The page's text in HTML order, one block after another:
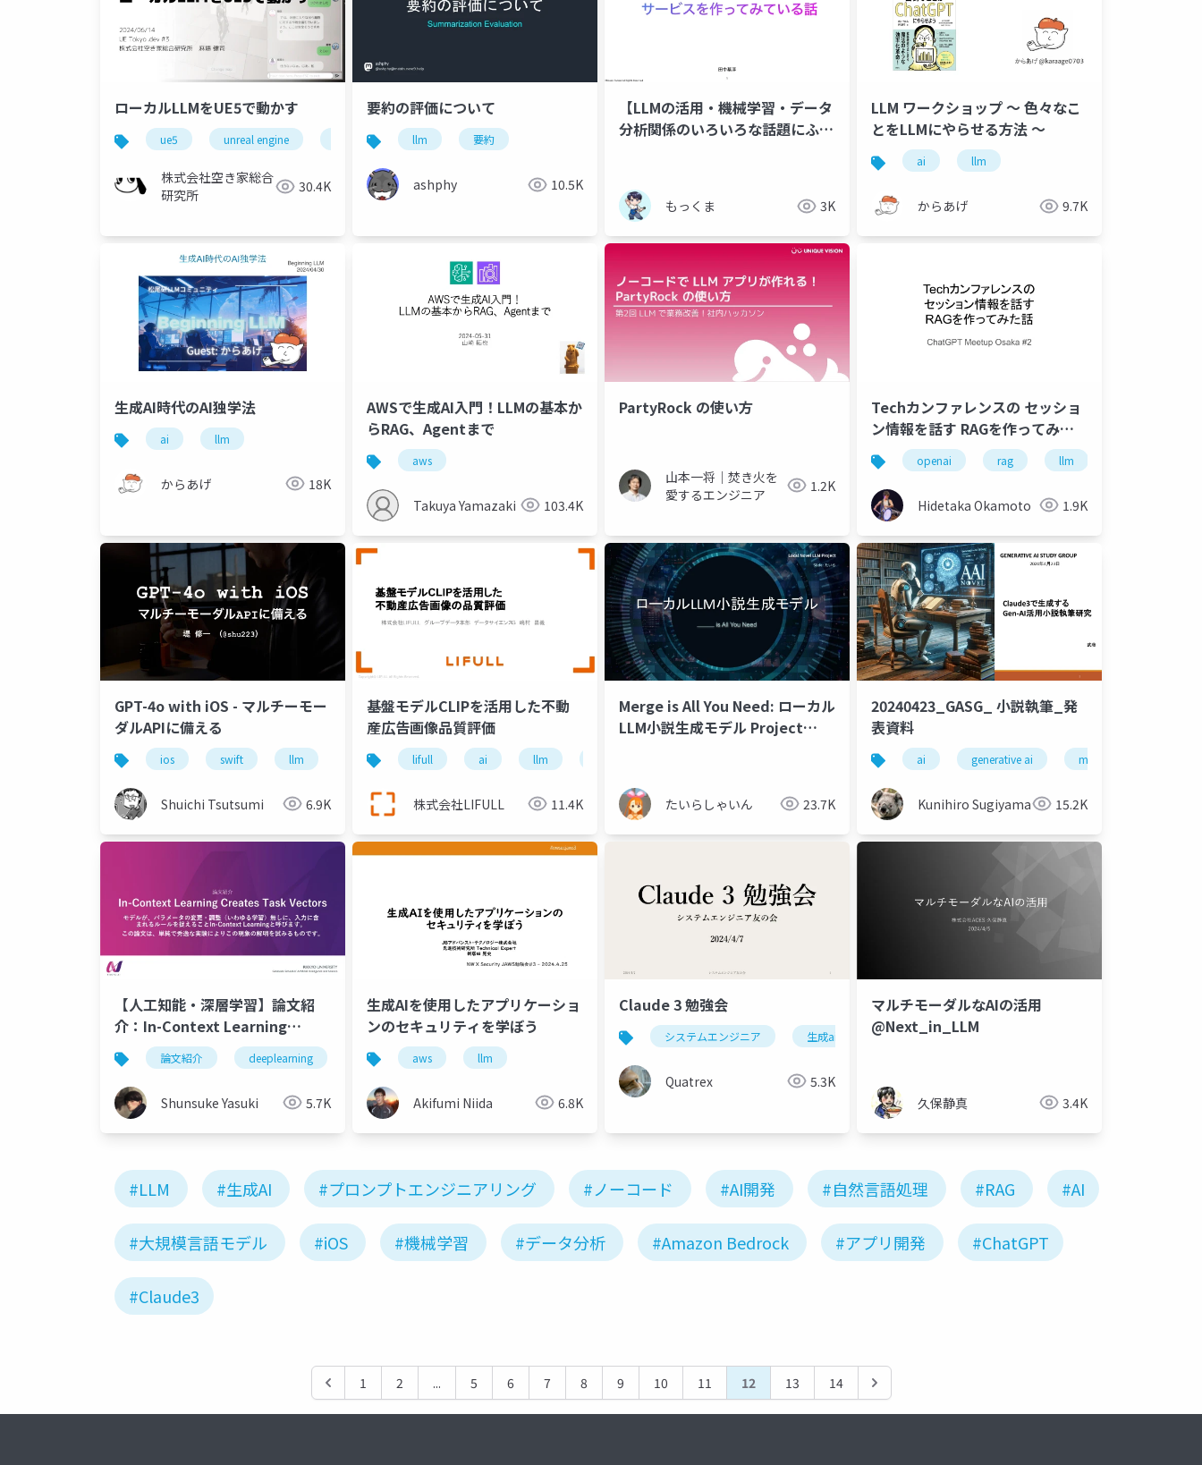
ローカルLLMをUE5で動かす
ue5 unreal engine local llm
株式会社空き家総合
研究所
30.4K
要約の評価について
llm 要約
ashphy 10.5K
【LLMの活用・機械学習・データ
分析関係のいろいろな話題にふれ
もっくま 3K
LLM ワークショップ 〜 色々なこ
とをLLMにやらせる方法 〜
ai llm
からあげ 9.7K
生成AI時代のAI独学法
ai llm
からあげ 18K
AWSで生成AI入門！LLMの基本か
らRAG、Agentまで
aws
Takuya Yamazaki 103.4K
PartyRock の使い方
山本一将｜焚き火を
愛するエンジニア
1.2K
Techカンファレンスの セッショ
ン情報を話す RAGを作ってみた
話
openai rag llm
Hidetaka Okamoto 1.9K
GPT-4o with iOS - マルチーモー
ダルAPIに備える
ios swift llm openai gpt-4o
Shuichi Tsutsumi 6.9K
基盤モデルCLIPを活用した不動
産広告画像品質評価
lifull ai llm
株式会社LIFULL 11.4K
Merge is All You Need: ローカル
LLM小説生成モデル Project
たいらしゃいん 23.7K
20240423_GASG_ 小説執筆_発
表資料
ai generative ai machine learning
Kunihiro Sugiyama 15.2K
【人工知能・深層学習】論文紹
介：In-Context Learning
Creates Task Vectors
論文紹介 deeplearning 人工知能 深層学習
Shunsuke Yasuki 5.7K
生成AIを使用したアプリケーショ
ンのセキュリティを学ぼう
aws llm
Akifumi Niida 6.8K
Claude 3 勉強会
システムエンジニア 生成ai claude chatgpt
Quatrex 5.3K
マルチモーダルなAIの活用
@Next_in_LLM
久保静真 3.4K
#LLM #生成AI #プロンプトエンジニアリング #ノーコード #AI開発 #自然言語処理 #RAG #AI
#大規模言語モデル #iOS #機械学習 #データ分析 #Amazon Bedrock #アプリ開発 #ChatGPT
#Claude3
1 2 ... 5 6 7 8 9 10 11 12 13 14